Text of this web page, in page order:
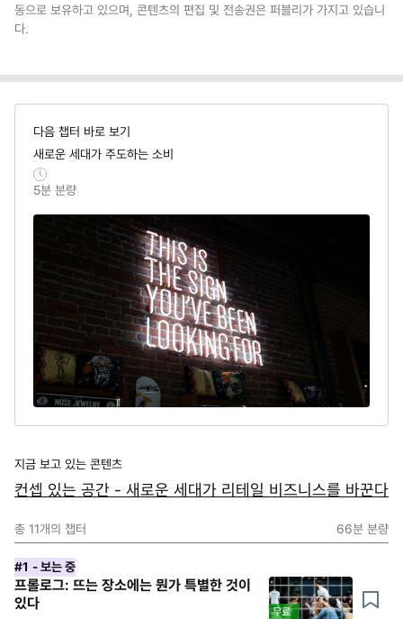
동으로 보유하고 있으며, 콘텐츠의 편집 및 전송권은 퍼블리가 가지고 있습니
다.
다음 챕터 바로 보기
새로운 세대가 주도하는 소비
5분 분량
지금 보고 있는 콘텐츠
컨셉 있는 공간 - 새로운 세대가 리테일 비즈니스를 바꾼다
총 11개의 챕터 66분 분량
#1 - 보는 중
프롤로그: 뜨는 장소에는 뭔가 특별한 것이
있다
무료